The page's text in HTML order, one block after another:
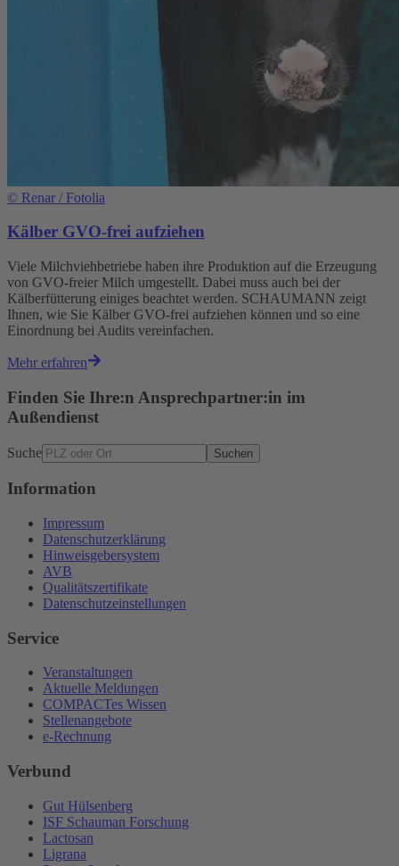
© Renar / Fotolia
Kälber GVO-frei aufziehen
Viele Milchviehbetriebe haben ihre Produktion auf die Erzeugung
von GVO-freier Milch umgestellt. Dabei muss auch bei der
Kälberfütterung einiges beachtet werden. SCHAUMANN zeigt
Ihnen, wie Sie Kälber GVO-frei aufziehen können und so eine
Einordnung bei Audits vereinfachen.
Mehr erfahren
Finden Sie Ihre:n Ansprechpartner:in im
Außendienst
Suche Suchen
Information
Impressum
Datenschutzerklärung
Hinweisgebersystem
AVB
Qualitätszertifikate
Datenschutzeinstellungen
Service
Veranstaltungen
Aktuelle Meldungen
COMPACTes Wissen
Stellenangebote
e-Rechnung
Verbund
Gut Hülsenberg
ISF Schauman Forschung
Lactosan
Ligrana